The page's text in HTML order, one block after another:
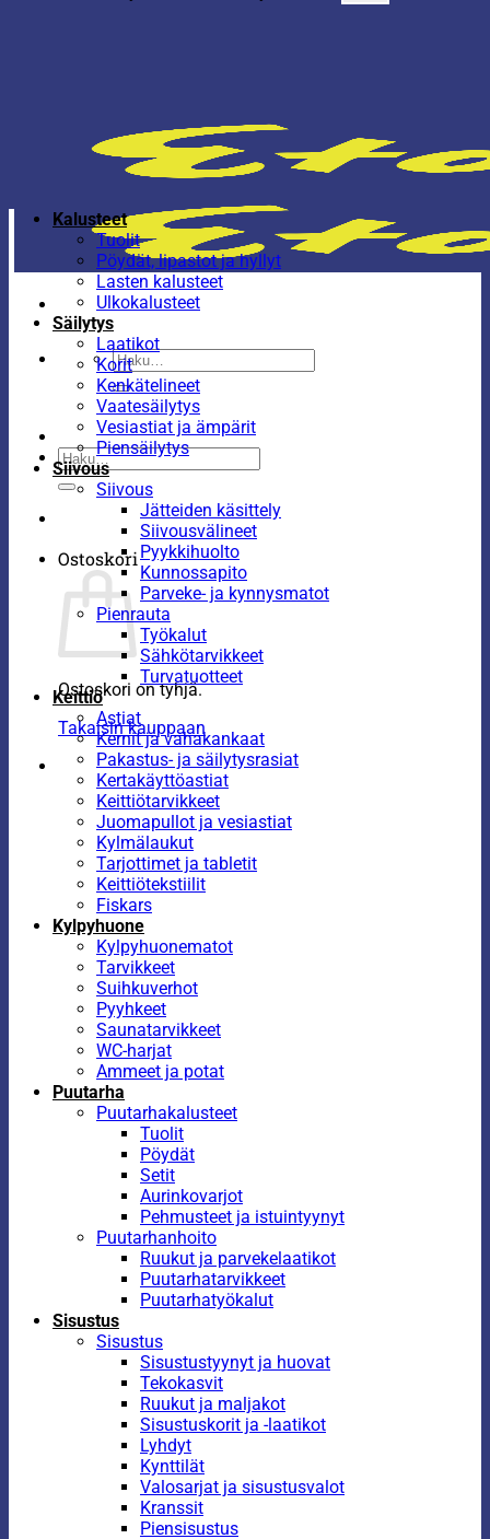
Etsi:
Etsi:
Ostoskori
Ostoskori on tyhjä.
Takaisin kauppaan
Kalusteet
Tuolit
Pöydät, lipastot ja hyllyt
Lasten kalusteet
Ulkokalusteet
Säilytys
Laatikot
Korit
Kenkätelineet
Vaatesäilytys
Vesiastiat ja ämpärit
Piensäilytys
Siivous
Siivous
Jätteiden käsittely
Siivousvälineet
Pyykkihuolto
Kunnossapito
Parveke- ja kynnysmatot
Pienrauta
Työkalut
Sähkötarvikkeet
Turvatuotteet
Keittiö
Astiat
Kernit ja vahakankaat
Pakastus- ja säilytysrasiat
Kertakäyttöastiat
Keittiötarvikkeet
Juomapullot ja vesiastiat
Kylmälaukut
Tarjottimet ja tabletit
Keittiötekstiilit
Fiskars
Kylpyhuone
Kylpyhuonematot
Tarvikkeet
Suihkuverhot
Pyyhkeet
Saunatarvikkeet
WC-harjat
Ammeet ja potat
Puutarha
Puutarhakalusteet
Tuolit
Pöydät
Setit
Aurinkovarjot
Pehmusteet ja istuintyynyt
Puutarhanhoito
Ruukut ja parvekelaatikot
Puutarhatarvikkeet
Puutarhatyökalut
Sisustus
Sisustus
Sisustustyynyt ja huovat
Tekokasvit
Ruukut ja maljakot
Sisustuskorit ja -laatikot
Lyhdyt
Kynttilät
Valosarjat ja sisustusvalot
Kranssit
Piensisustus